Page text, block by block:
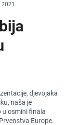
2021.
djevojaka
naša je
u osmini finala
Europe.